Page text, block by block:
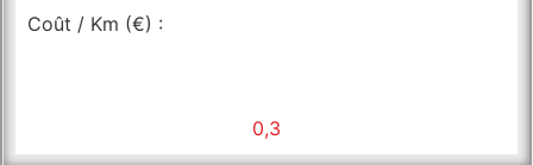
Coût / Km (€) :
0,3